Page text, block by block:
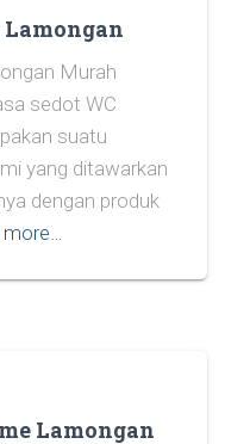
Murah
sedot WC
suatu
yang ditawarkan
dengan produk
more…
Lamongan